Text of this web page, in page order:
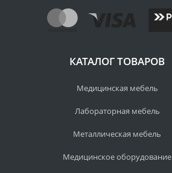
КАТАЛОГ ТОВАРОВ
Медицинская мебель
Лабораторная мебель
Металлическая мебель
Медицинское оборудование